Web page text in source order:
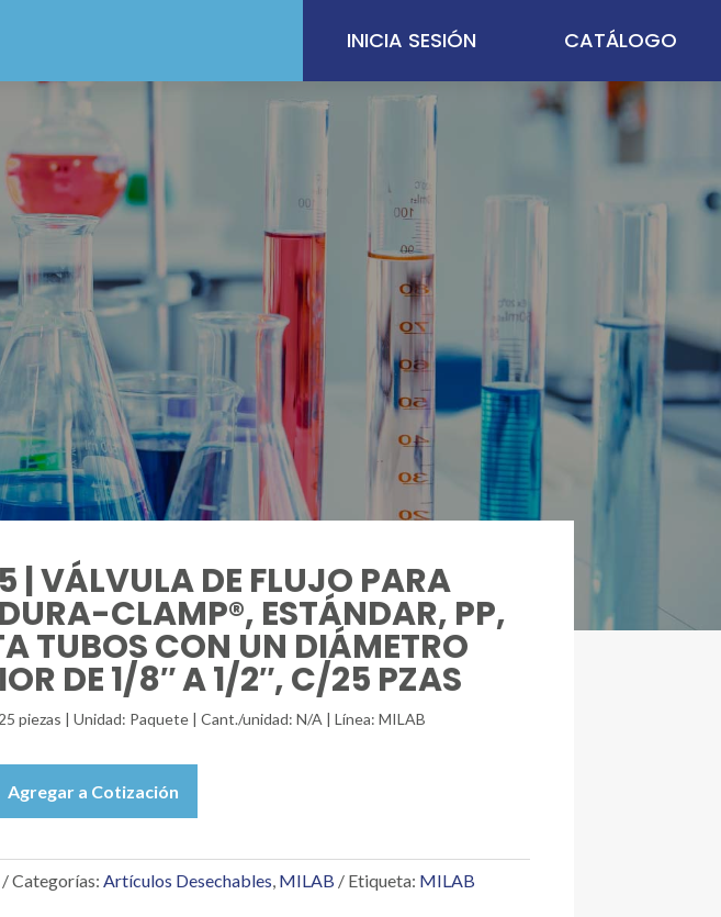
INICIA SESIÓN CATÁLOGO
| VÁLVULA DE FLUJO PARA
CLAMP®, ESTÁNDAR, PP,
TUBOS CON UN DIÁMETRO
DE 1/8″ A 1/2″, C/25 PZAS
piezas | Unidad: Paquete | Cant./unidad: N/A | Línea: MILAB
Agregar a Cotización
Categorías:Artículos Desechables, MILAB Etiqueta: MILAB